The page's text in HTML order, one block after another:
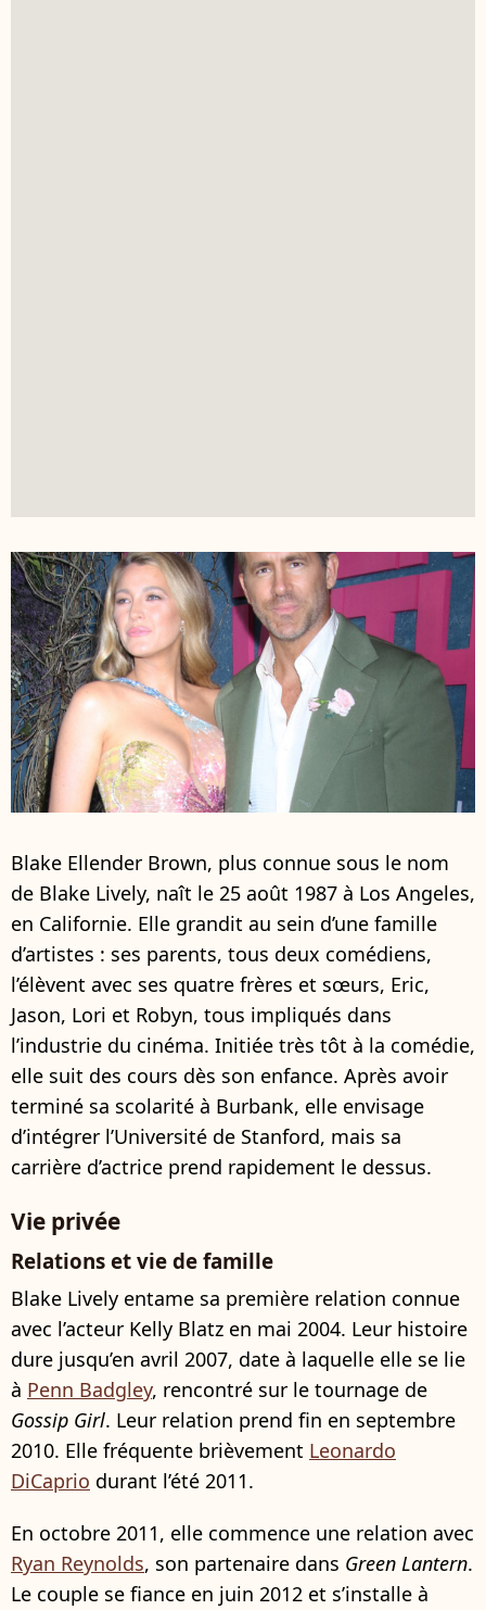
Blake Ellender Brown, plus connue sous le nom
de Blake Lively, naît le 25 août 1987 à Los Angeles,
en Californie. Elle grandit au sein d’une famille
d’artistes : ses parents, tous deux comédiens,
l’élèvent avec ses quatre frères et sœurs, Eric,
Jason, Lori et Robyn, tous impliqués dans
l’industrie du cinéma. Initiée très tôt à la comédie,
elle suit des cours dès son enfance. Après avoir
terminé sa scolarité à Burbank, elle envisage
d’intégrer l’Université de Stanford, mais sa
carrière d’actrice prend rapidement le dessus.
Vie privée
Relations et vie de famille
Blake Lively entame sa première relation connue
avec l’acteur Kelly Blatz en mai 2004. Leur histoire
dure jusqu’en avril 2007, date à laquelle elle se lie
à Penn Badgley, rencontré sur le tournage de
Gossip Girl. Leur relation prend fin en septembre
2010. Elle fréquente brièvement Leonardo
DiCaprio durant l’été 2011.
En octobre 2011, elle commence une relation avec
Ryan Reynolds, son partenaire dans Green Lantern.
Le couple se fiance en juin 2012 et s’installe à